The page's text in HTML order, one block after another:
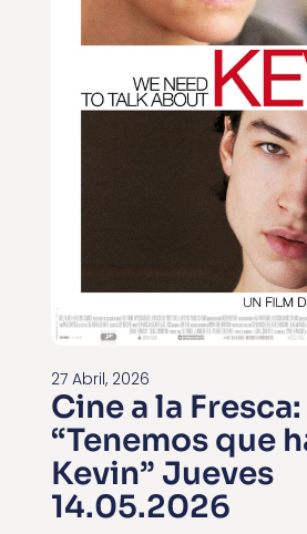
27 Abril, 2026
Cine a la Fresca:
“Tenemos que
Kevin” Jueves
14.05.2026